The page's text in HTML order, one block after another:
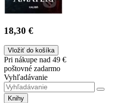
18,30 €
Vložiť do košíka
Pri nákupe nad 49 €
poštovné zadarmo
Vyhľadávanie
Knihy